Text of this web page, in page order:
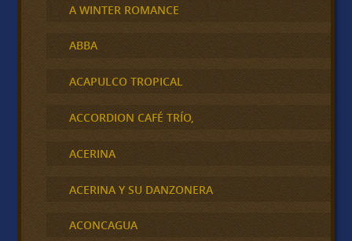
A WINTER ROMANCE
ABBA
ACAPULCO TROPICAL
ACCORDION CAFÉ TRÍO,
ACERINA
ACERINA Y SU DANZONERA
ACONCAGUA